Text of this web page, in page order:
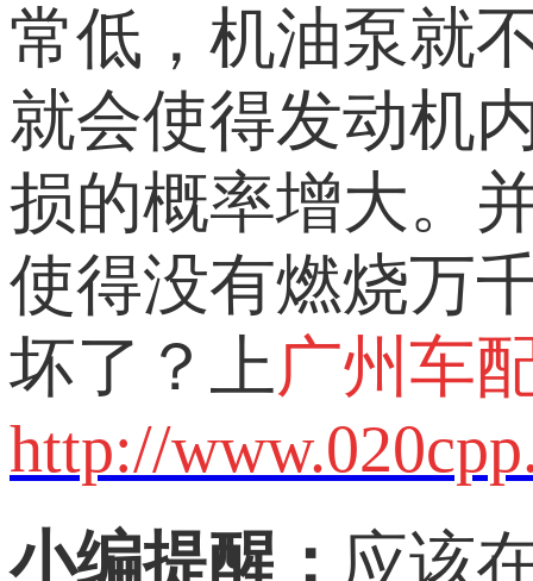
常低，机油泵就
就会使得发动机
损的概率增大。
使得没有燃烧万
坏了？上 广州车
http://
小编提醒： 应该